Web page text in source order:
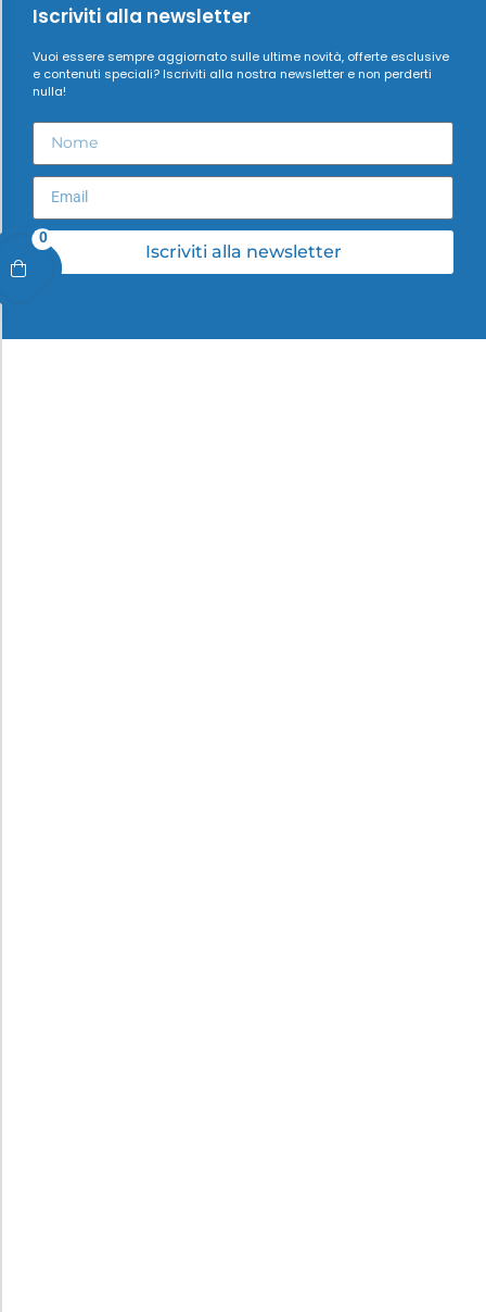
0
Iscriviti alla newsletter
Vuoi essere sempre aggiornato sulle ultime novità, offerte esclusive
e contenuti speciali? Iscriviti alla nostra newsletter e non perderti
nulla!
Iscriviti alla newsletter